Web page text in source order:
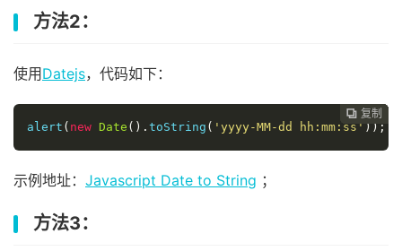
方法2：
使用Datejs，代码如下：
 复制
 复制
 复制
 复制
 复制
alert ( new Date (). toString ( 'yyyy-MM-dd hh:mm:ss' ));
示例地址： Javascript Date to String ；
方法3：